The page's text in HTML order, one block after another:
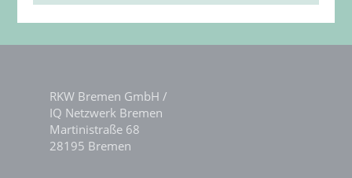
RKW Bremen GmbH /
IQ Netzwerk Bremen
Martinistraße 68
28195 Bremen